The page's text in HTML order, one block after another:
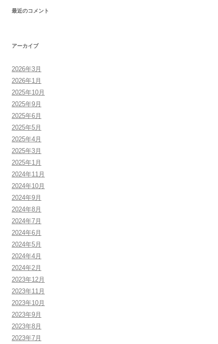
最近のコメント
アーカイブ
2026年3月
2026年1月
2025年10月
2025年9月
2025年6月
2025年5月
2025年4月
2025年3月
2025年1月
2024年11月
2024年10月
2024年9月
2024年8月
2024年7月
2024年6月
2024年5月
2024年4月
2024年2月
2023年12月
2023年11月
2023年10月
2023年9月
2023年8月
2023年7月